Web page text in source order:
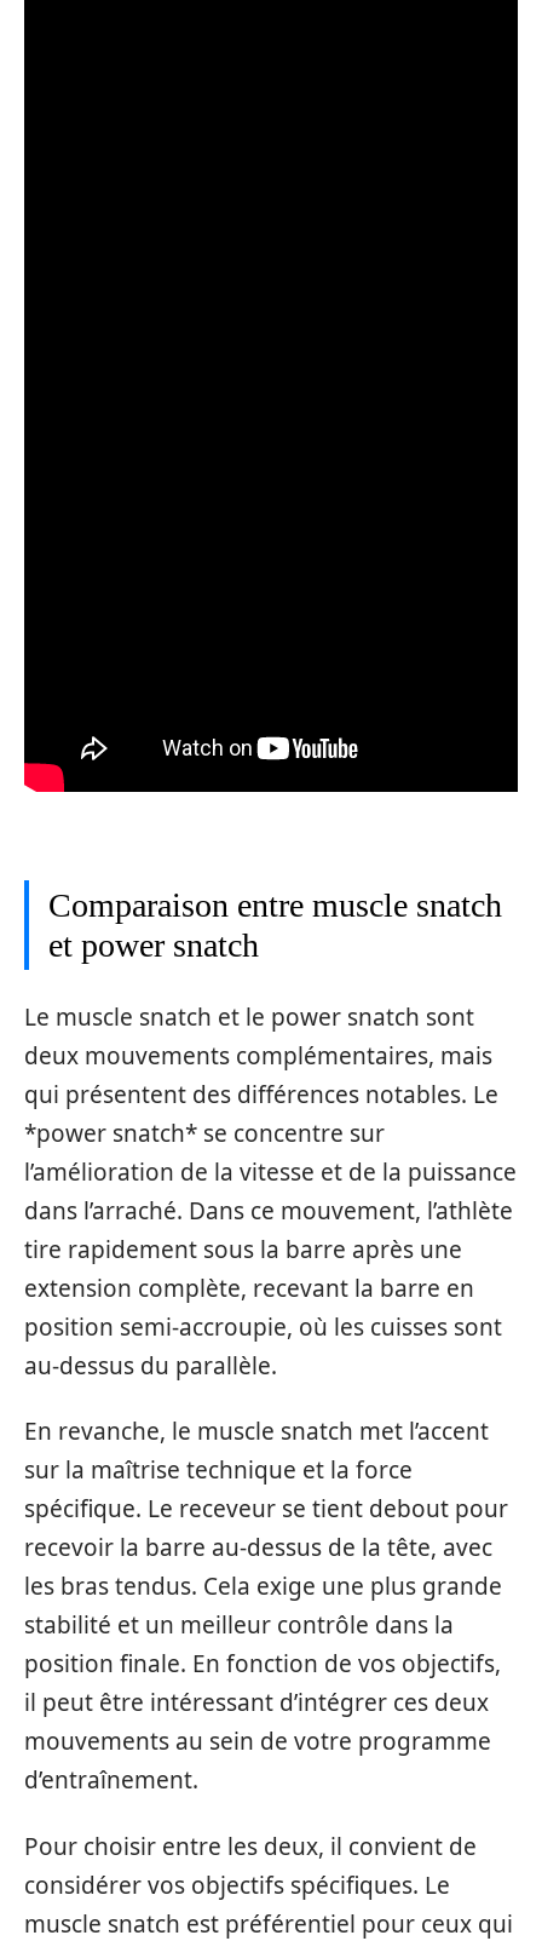
Comparaison entre muscle snatch
et power snatch
Le muscle snatch et le power snatch sont
deux mouvements complémentaires, mais
qui présentent des différences notables. Le
*power snatch* se concentre sur
l’amélioration de la vitesse et de la puissance
dans l’arraché. Dans ce mouvement, l’athlète
tire rapidement sous la barre après une
extension complète, recevant la barre en
position semi-accroupie, où les cuisses sont
au-dessus du parallèle.
En revanche, le muscle snatch met l’accent
sur la maîtrise technique et la force
spécifique. Le receveur se tient debout pour
recevoir la barre au-dessus de la tête, avec
les bras tendus. Cela exige une plus grande
stabilité et un meilleur contrôle dans la
position finale. En fonction de vos objectifs,
il peut être intéressant d’intégrer ces deux
mouvements au sein de votre programme
d’entraînement.
Pour choisir entre les deux, il convient de
considérer vos objectifs spécifiques. Le
muscle snatch est préférentiel pour ceux qui